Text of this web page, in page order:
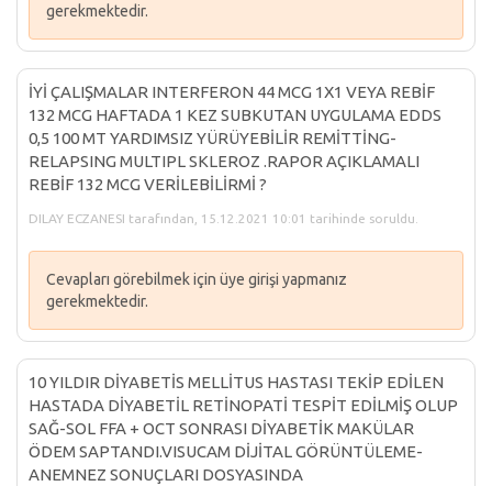
gerekmektedir.
İYİ ÇALIŞMALAR INTERFERON 44 MCG 1X1 VEYA REBİF
132 MCG HAFTADA 1 KEZ SUBKUTAN UYGULAMA EDDS
0,5 100 MT YARDIMSIZ YÜRÜYEBİLİR REMİTTİNG-
RELAPSING MULTIPL SKLEROZ .RAPOR AÇIKLAMALI
REBİF 132 MCG VERİLEBİLİRMİ ?
DILAY ECZANESI tarafından, 15.12.2021 10:01 tarihinde soruldu.
Cevapları görebilmek için üye girişi yapmanız
gerekmektedir.
10 YILDIR DİYABETİS MELLİTUS HASTASI TEKİP EDİLEN
HASTADA DİYABETİL RETİNOPATİ TESPİT EDİLMİŞ OLUP
SAĞ-SOL FFA + OCT SONRASI DİYABETİK MAKÜLAR
ÖDEM SAPTANDI.VISUCAM DİJİTAL GÖRÜNTÜLEME-
ANEMNEZ SONUÇLARI DOSYASINDA